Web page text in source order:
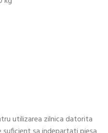
utilizarea zilnica datorita